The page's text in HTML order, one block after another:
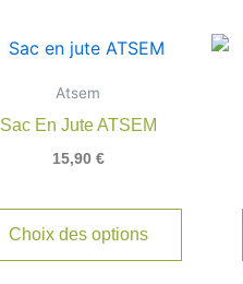
Atsem
Sac En Jute ATSEM
15,90 €
Choix des options